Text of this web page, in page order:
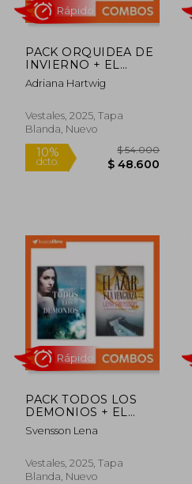
PACK ORQUIDEA DE
INVIERNO + EL
DESTINO DE JUDITH
LODGE
Adriana Hartwig
Vestales, 2025, Tapa
Blanda, Nuevo
10%
dcto.
$ 54.000
$ 48.600
PACK TODOS LOS
DEMONIOS + EL
AZAR Y LA
VENGANZA
Svensson Lena
Vestales, 2025, Tapa
Blanda, Nuevo